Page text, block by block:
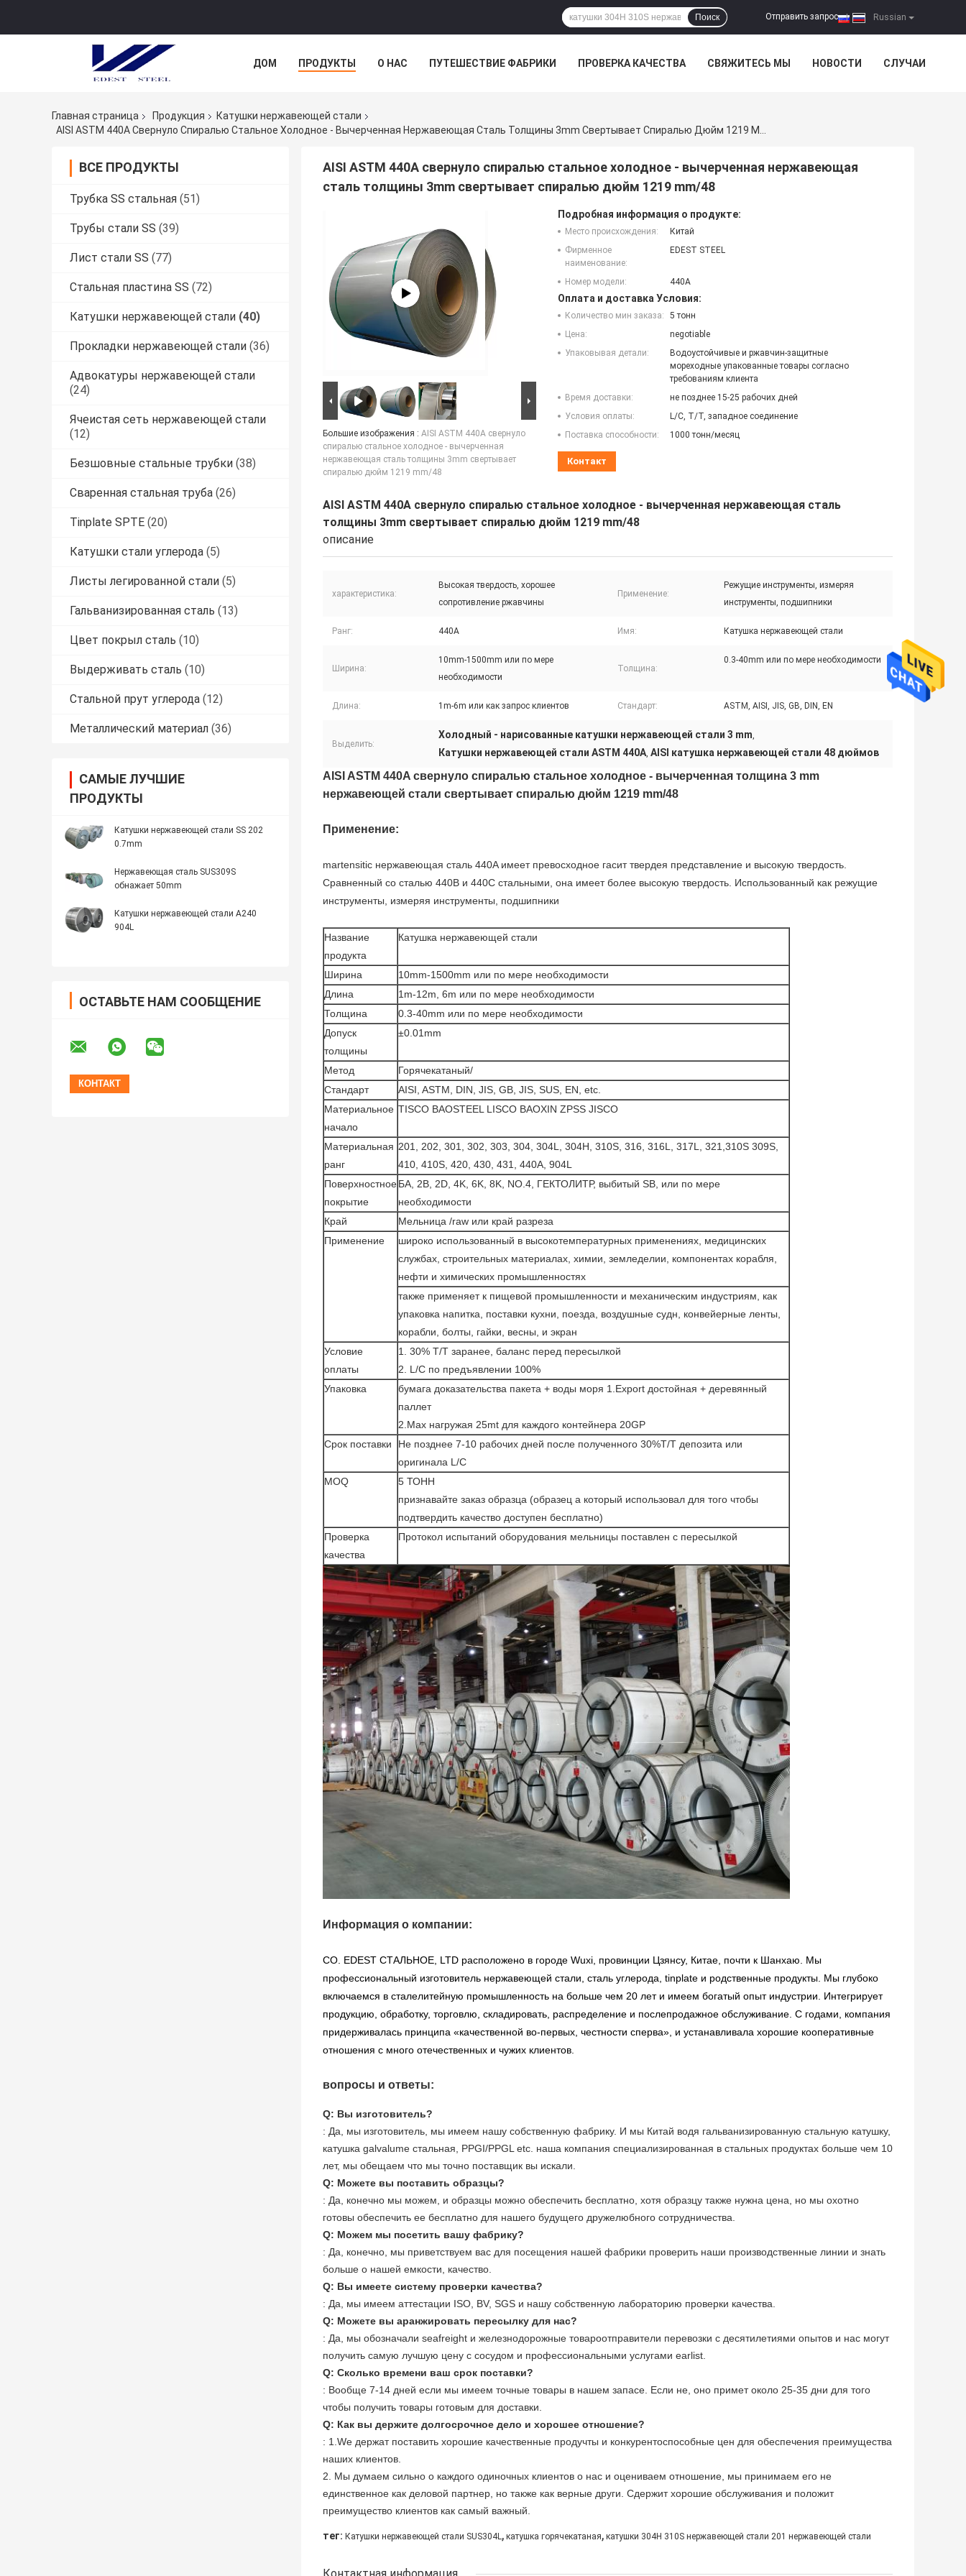
Russian
Отправить запрос |
Поиск
ДОМ ПРОДУКТЫ О НАС ПУТЕШЕСТВИЕ ФАБРИКИ ПРОВЕРКА КАЧЕСТВА СВЯЖИТЕСЬ МЫ НОВОСТИ СЛУЧАИ
Главная страница Продукция
Катушки нержавеющей стали
ВСЕ ПРОДУКТЫ
Трубка SS стальная (51)
Трубы стали SS (39)
Лист стали SS (77)
Стальная пластина SS (72)
Катушки нержавеющей стали (40)
Прокладки нержавеющей стали (36)
Адвокатуры нержавеющей стали
(24)
Ячеистая сеть нержавеющей стали
(12)
Безшовные стальные трубки (38)
Сваренная стальная труба (26)
Tinplate SPTE (20)
Катушки стали углерода (5)
Листы легированной стали (5)
Гальванизированная сталь (13)
Цвет покрыл сталь (10)
Выдерживать сталь (10)
Стальной прут углерода (12)
Металлический материал (36)
САМЫЕ ЛУЧШИЕ
ПРОДУКТЫ
Катушки нержавеющей стали SS 202
0.7mm
Нержавеющая сталь SUS309S
обнажает 50mm
Катушки нержавеющей стали A240
904L
ОСТАВЬТЕ НАМ СООБЩЕНИЕ
AISI ASTM 440A свернуло спиралью стальное холодное - вычерченная нержавеющая
сталь толщины 3mm свертывает спиралью дюйм 1219 mm/48
Большие изображения : AISI ASTM 440A свернуло
спиралью стальное холодное - вычерченная
нержавеющая сталь толщины 3mm свертывает
спиралью дюйм 1219 mm/48
Подробная информация о продукте:
Место происхождения:
Китай
Фирменное
наименование:
EDEST STEEL
Номер модели: 440A
Оплата и доставка Условия:
Количество мин заказа:
5 тонн
Цена:
negotiable
Упаковывая детали:
Водоустойчивые и ржавчин-защитные
мореходные упакованные товары согласно
требованиям клиента
Время доставки:
не позднее 15-25 рабочих дней
Условия оплаты:
L/C, T/T, западное соединение
Поставка способности:
1000 тонн/месяц
Контакт
AISI ASTM 440A свернуло спиралью стальное холодное - вычерченная нержавеющая сталь
толщины 3mm свертывает спиралью дюйм 1219 mm/48
описание
характеристика:
Высокая твердость, хорошее
сопротивление ржавчины
Применение:
Режущие инструменты, измеряя
инструменты, подшипники
Ранг: 440A Имя: Катушка нержавеющей стали
Ширина:
10mm-1500mm или по мере
необходимости
Толщина:
0.3-40mm или по мере необходимости
Длина: 1m-6m или как запрос клиентов Стандарт: ASTM, AISI, JIS, GB, DIN, EN
Выделить:
Холодный - нарисованные катушки нержавеющей стали 3 mm
Катушки нержавеющей стали ASTM 440A AISI катушка нержавеющей стали 48 дюймов
AISI ASTM 440A свернуло спиралью стальное холодное - вычерченная толщина 3 mm
нержавеющей стали свертывает спиралью дюйм 1219 mm/48
Применение:
martensitic нержавеющая сталь 440A имеет превосходное гасит твердея представление и высокую твердость.
Сравненный со сталью 440B и 440C стальными, она имеет более высокую твердость. Использованный как режущие
инструменты, измеряя инструменты, подшипники
Название
продукта
Катушка нержавеющей стали
Ширина
10mm-1500mm или по мере необходимости
Длина
1m-12m, 6m или по мере необходимости
Толщина
0.3-40mm или по мере необходимости
Допуск
толщины
±0.01mm
Метод
Горячекатаный/
Стандарт
AISI, ASTM, DIN, JIS, GB, JIS, SUS, EN, etc.
Материальное
начало
TISCO BAOSTEEL LISCO BAOXIN ZPSS JISCO
Материальная
ранг
201, 202, 301, 302, 303, 304, 304L, 304H, 310S, 316, 316L, 317L, 321,310S 309S,
410, 410S, 420, 430, 431, 440A, 904L
Поверхностное
покрытие
БА, 2B, 2D, 4K, 6K, 8K, NO.4, ГЕКТОЛИТР, выбитый SB, или по мере
необходимости
Край
Мельница /raw или край разреза
Применение
широко использованный в высокотемпературных применениях, медицинских
службах, строительных материалах, химии, земледелии, компонентах корабля,
нефти и химических промышленностях
также применяет к пищевой промышленности и механическим индустриям, как
упаковка напитка, поставки кухни, поезда, воздушные судн, конвейерные ленты,
корабли, болты, гайки, весны, и экран
Условие
оплаты
1. 30% T/T заранее, баланс перед пересылкой
2. L/C по предъявлении 100%
Упаковка
бумага доказательства пакета + воды моря 1.Export достойная + деревянный
паллет
2.Max нагружая 25mt для каждого контейнера 20GP
Срок поставки
Не позднее 7-10 рабочих дней после полученного 30%T/T депозита или
оригинала L/C
MOQ
5 ТОНН
признавайте заказ образца (образец a который использовал для того чтобы
подтвердить качество доступен бесплатно)
Проверка
качества
Протокол испытаний оборудования мельницы поставлен с пересылкой
Информация о компании:
CO. EDEST СТАЛЬНОЕ, LTD расположено в городе Wuxi, провинции Цзянсу, Китае, почти к Шанхаю. Мы
профессиональный изготовитель нержавеющей стали, сталь углерода, tinplate и родственные продукты. Мы глубоко
включаемся в сталелитейную промышленность на больше чем 20 лет и имеем богатый опыт индустрии. Интегрирует
продукцию, обработку, торговлю, складировать, распределение и послепродажное обслуживание. С годами, компания
придерживалась принципа «качественной во-первых, честности сперва», и устанавливала хорошие кооперативные
отношения с много отечественных и чужих клиентов.
вопросы и ответы:
Q: Вы изготовитель?
: Да, мы изготовитель, мы имеем нашу собственную фабрику. И мы Китай водя гальванизированную стальную катушку,
катушка galvalume стальная, PPGI/PPGL etc. наша компания специализированная в стальных продуктах больше чем 10
лет, мы обещаем что мы точно поставщик вы искали.
Q: Можете вы поставить образцы?
: Да, конечно мы можем, и образцы можно обеспечить бесплатно, хотя образцу также нужна цена, но мы охотно
готовы обеспечить ее бесплатно для нашего будущего дружелюбного сотрудничества.
Q: Можем мы посетить вашу фабрику?
: Да, конечно, мы приветствуем вас для посещения нашей фабрики проверить наши производственные линии и знать
больше о нашей емкости, качество.
Q: Вы имеете систему проверки качества?
: Да, мы имеем аттестации ISO, BV, SGS и нашу собственную лабораторию проверки качества.
Q: Можете вы аранжировать пересылку для нас?
: Да, мы обозначали seafreight и железнодорожные товароотправители перевозки с десятилетиями опытов и нас могут
получить самую лучшую цену с сосудом и профессиональными услугами earlist.
Q: Сколько времени ваш срок поставки?
: Вообще 7-14 дней если мы имеем точные товары в нашем запасе. Если не, оно примет около 25-35 дни для того
чтобы получить товары готовым для доставки.
Q: Как вы держите долгосрочное дело и хорошее отношение?
: 1.We держат поставить хорошие качественные продучты и конкурентоспособные цен для обеспечения преимущества
наших клиентов.
2. Мы думаем сильно о каждого одиночных клиентов о нас и оцениваем отношение, мы принимаем его не
единственное как деловой партнер, но также как верные други. Сдержит хорошие обслуживания и положит
преимущество клиентов как самый важный.
тег: Катушки нержавеющей стали SUS304L , катушка горячекатаная, катушки 304H 310S нержавеющей стали 201 нержавеющей стали
Контактная информация